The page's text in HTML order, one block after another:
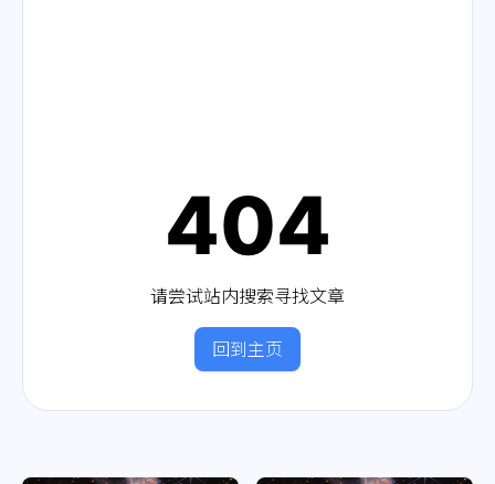
404
请尝试站内搜索寻找文章
回到主页